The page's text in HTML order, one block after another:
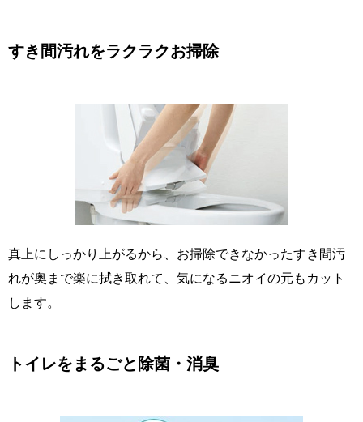
すき間汚れをラクラクお掃除
真上にしっかり上がるから、お掃除できなかったすき間汚
れが奥まで楽に拭き取れて、気になるニオイの元もカット
します。
トイレをまるごと除菌・消臭